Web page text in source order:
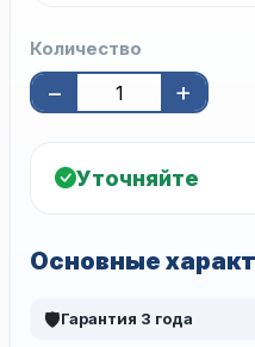
Количество
− +
Уточняйте
Основные
🛡Гарантия 3 года